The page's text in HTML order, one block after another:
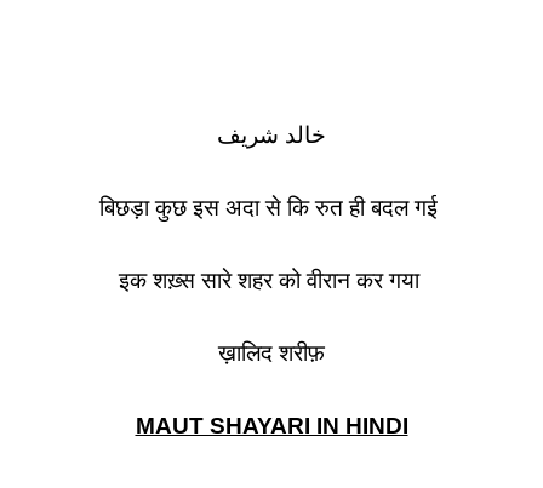
خالد شریف
बिछड़ा कुछ इस अदा से कि रुत ही बदल गई
इक शख़्स सारे शहर को वीरान कर गया
ख़ालिद शरीफ़
MAUT SHAYARI IN HINDI